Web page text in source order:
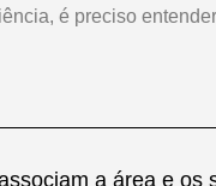
é preciso
a área e